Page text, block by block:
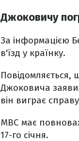
Джоковичу
За інформацією
в'їзд у країнку.
Повідомляється,
Джоковича
він виграє
МВС має
17-го січня.